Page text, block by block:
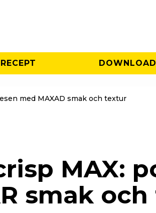
RECEPT
med MAXAD smak och textur
MAX:
smak